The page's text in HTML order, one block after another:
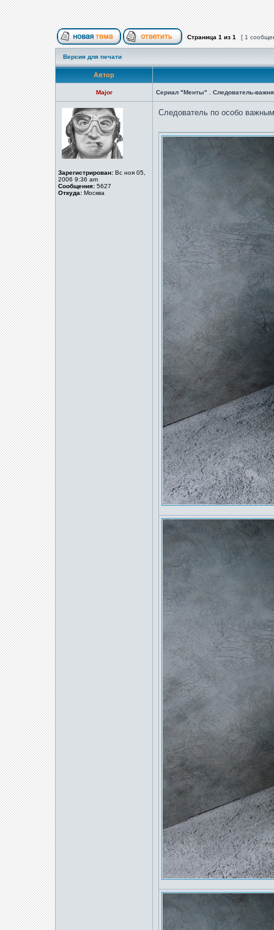
Страница1из1 [ 1
Версия для печати
Автор
Major Сериал "Менты" . Следователь-
Зарегистрирован: Вс ноя 05,
2006 9:36 am
Сообщения: 5627
Откуда: Москва
Следователь по особо